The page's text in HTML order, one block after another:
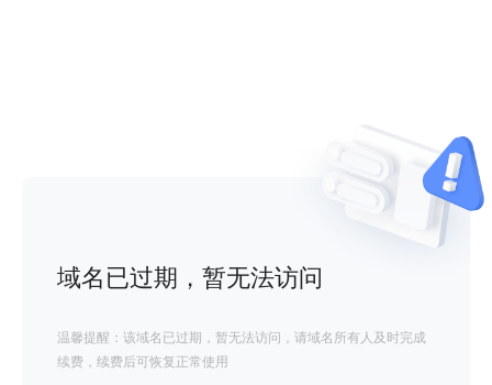
域名已过期，暂无法访问
温馨提醒：该域名已过期，暂无法访问，请域名所有人及时完成
续费，续费后可恢复正常使用